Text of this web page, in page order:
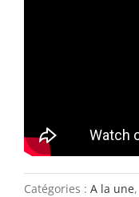
Catégories : A la une,